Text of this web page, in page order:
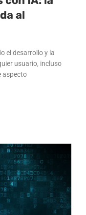
al
el desarrollo y la
usuario, incluso
aspecto